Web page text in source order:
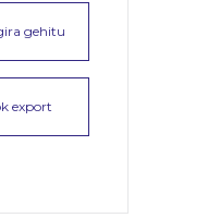
gehitu
export